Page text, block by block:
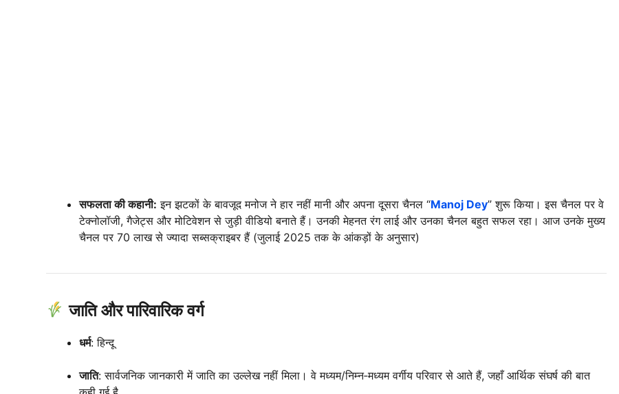
सफलता की कहानी: इन झटकों के बावजूद मनोज ने हार नहीं मानी और अपना दूसरा चैनल “Manoj Dey” शुरू किया। इस चैनल पर वे
टेक्नोलॉजी, गैजेट्स और मोटिवेशन से जुड़ी वीडियो बनाते हैं। उनकी मेहनत रंग लाई और उनका चैनल बहुत सफल रहा। आज उनके मुख्य
चैनल पर 70 लाख से ज्यादा सब्सक्राइबर हैं (जुलाई 2025 तक के आंकड़ों के अनुसार)
जाति और पारिवारिक वर्ग
धर्म: हिन्दू
जाति: सार्वजनिक जानकारी में जाति का उल्लेख नहीं मिला। वे मध्यम/निम्न‑मध्यम वर्गीय परिवार से आते हैं, जहाँ आर्थिक संघर्ष की बात